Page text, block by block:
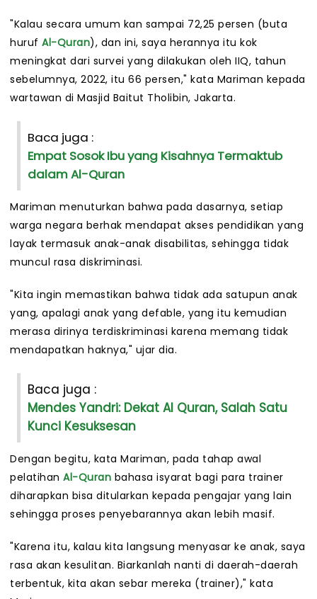
"Kalau secara umum kan sampai 72,25 persen (buta
huruf Al-Quran), dan ini, saya herannya itu kok
meningkat dari survei yang dilakukan oleh IIQ, tahun
sebelumnya, 2022, itu 66 persen," kata Mariman kepada
wartawan di Masjid Baitut Tholibin, Jakarta.
Baca juga :
Empat Sosok Ibu yang Kisahnya Termaktub
dalam Al-Quran
Mariman menuturkan bahwa pada dasarnya, setiap
warga negara berhak mendapat akses pendidikan yang
layak termasuk anak-anak disabilitas, sehingga tidak
muncul rasa diskriminasi.
"Kita ingin memastikan bahwa tidak ada satupun anak
yang, apalagi anak yang defable, yang itu kemudian
merasa dirinya terdiskriminasi karena memang tidak
mendapatkan haknya," ujar dia.
Baca juga :
Mendes Yandri: Dekat Al Quran, Salah Satu
Kunci Kesuksesan
Dengan begitu, kata Mariman, pada tahap awal
pelatihan Al-Quran bahasa isyarat bagi para trainer
diharapkan bisa ditularkan kepada pengajar yang lain
sehingga proses penyebarannya akan lebih masif.
"Karena itu, kalau kita langsung menyasar ke anak, saya
rasa akan kesulitan. Biarkanlah nanti di daerah-daerah
terbentuk, kita akan sebar mereka (trainer)," kata